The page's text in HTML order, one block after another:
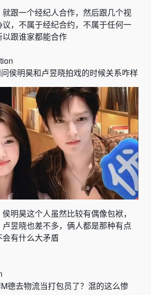
跟一个经纪人合作，然后跟几个视
，不属于经纪合约，不属于任何一
跟谁家都能合作
侯明昊和卢昱晓拍戏的时候关系咋样
明昊这个人虽然比较有偶像包袱，
昱晓也差不多，俩人都是那种有点
有什么大矛盾
M德去物流当打包员了？混的这么惨